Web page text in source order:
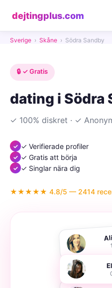
dejtingplus.com
Sverige › Skåne › Södra Sandby
🔒 ✓ Gratis
dating i Södra
✓ 100% diskret · ✓
✓ Verifierade profiler
✓ Gratis att börja
✓ Singlar nära dig
★★★★★ 4.8/5 — 2414